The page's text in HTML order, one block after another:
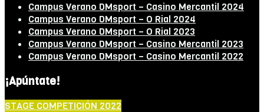
Campus Verano DMsport – Casino Mercantil 2024
Campus Verano DMsport – O Rial 2024
Campus Verano DMsport – O Rial 2023
Campus Verano DMsport – Casino Mercantil 2023
Campus Verano DMsport – Casino Mercantil 2022
¡Apúntate!
STAGE COMPETICIÓN 2022